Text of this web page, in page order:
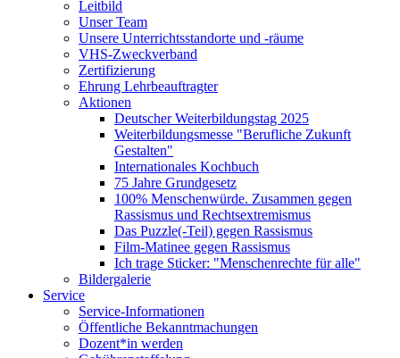
Leitbild
Unser Team
Unsere Unterrichtsstandorte und -räume
VHS-Zweckverband
Zertifizierung
Ehrung Lehrbeauftragter
Aktionen
Deutscher Weiterbildungstag 2025
Weiterbildungsmesse "Berufliche Zukunft
Gestalten"
Internationales Kochbuch
75 Jahre Grundgesetz
100% Menschenwürde. Zusammen gegen
Rassismus und Rechtsextremismus
Das Puzzle(-Teil) gegen Rassismus
Film-Matinee gegen Rassismus
Ich trage Sticker: "Menschenrechte für alle"
Bildergalerie
Service
Service-Informationen
Öffentliche Bekanntmachungen
Dozent*in werden